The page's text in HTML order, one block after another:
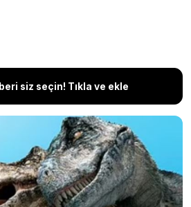
siz seçin! Tıkla ve ekle